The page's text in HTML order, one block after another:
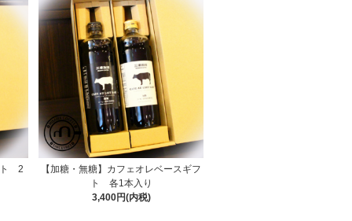
ト 2
【加糖・無糖】カフェオレベースギフ
ト 各1本入り
3,400円(内税)